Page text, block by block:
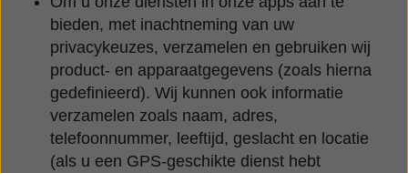
bieden, met inachtneming van uw
privacykeuzes, verzamelen en gebruiken wij
product- en apparaatgegevens (zoals hierna
gedefinieerd). Wij kunnen ook informatie
verzamelen zoals naam, adres,
telefoonnummer, leeftijd, geslacht en locatie
(als u een GPS-geschikte dienst hebt